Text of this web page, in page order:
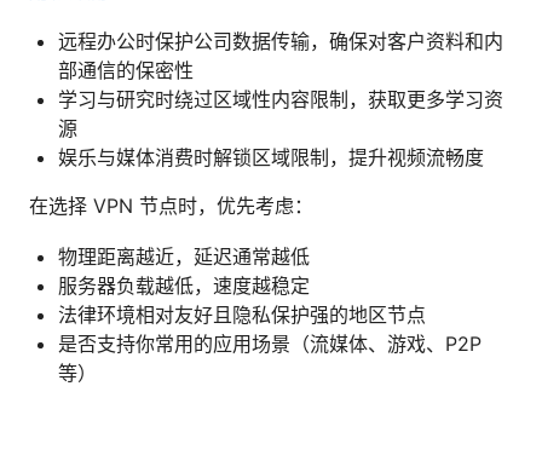
远程办公时保护公司数据传输，确保对客户资料和内
部通信的保密性
学习与研究时绕过区域性内容限制，获取更多学习资
源
娱乐与媒体消费时解锁区域限制，提升视频流畅度
在选择 VPN 节点时，优先考虑：
物理距离越近，延迟通常越低
服务器负载越低，速度越稳定
法律环境相对友好且隐私保护强的地区节点
是否支持你常用的应用场景（流媒体、游戏、P2P
等）